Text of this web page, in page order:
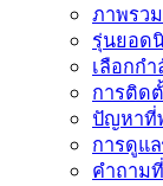
ภาพรว
รุ่นยอด
เลือกกำ
การติด
ปัญหาที่
การดูแ
คำถาม